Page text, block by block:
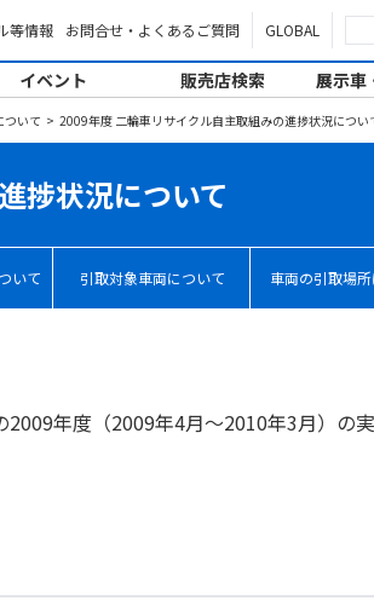
等情報 お問合せ・よくあるご質問 GLOBAL
イベント 販売店検索 展示車
ついて 2009年度 二輪車リサイクル自主取組みの進捗状況につい
捗状況について
いて 引取対象車両について 車両の引取場
年度（2009年4月～2010年3月）の実